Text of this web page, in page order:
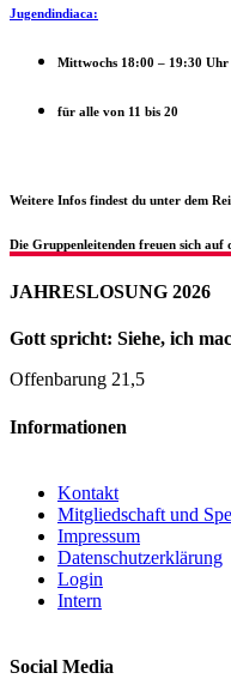
Jugendindiaca:
Mittwochs 18:00 – 19:30
für alle von 11 bis 20
Weitere Infos findest du unter dem
Die Gruppenleitenden freuen sich auf
JAHRESLOSUNG 2026
Gott spricht: Siehe, ich
Offenbarung 21,5
Informationen
Kontakt
Mitgliedschaft und
Impressum
Datenschutzerklärung
Login
Intern
Social Media